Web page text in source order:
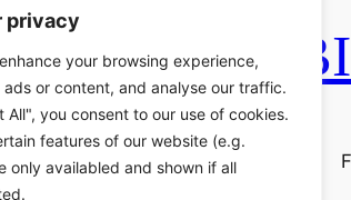
privacy
your browsing experience,
ads or content, and analyse our traffic.
All", you consent to our use of cookies.
features of our website (e.g.
only availabled and shown if all
HJ-